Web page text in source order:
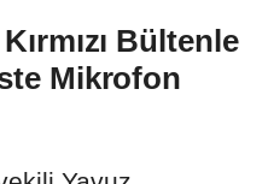
Bültenle
Mikrofon